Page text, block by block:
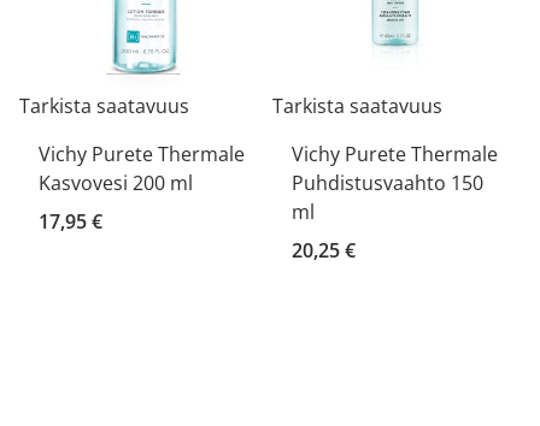
Tarkista saatavuus
Vichy Purete Thermale
Kasvovesi 200 ml
17,95 €
Tarkista saatavuus
Vichy Purete Thermale
Puhdistusvaahto 150
ml
20,25 €